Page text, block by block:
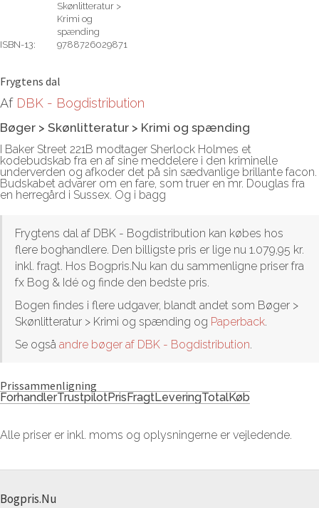
Skønlitteratur >
Krimi og
spænding
ISBN-13:
9788726029871
Frygtens dal
Af DBK - Bogdistribution
Bøger > Skønlitteratur > Krimi og spænding
I Baker Street 221B modtager Sherlock Holmes et
kodebudskab fra en af sine meddelere i den kriminelle
underverden og afkoder det på sin sædvanlige brillante facon.
Budskabet advarer om en fare, som truer en mr. Douglas fra
en herregård i Sussex. Og i bagg
Frygtens dal af DBK - Bogdistribution kan købes hos
flere boghandlere. Den billigste pris er lige nu 1.079,95 kr.
inkl. fragt. Hos Bogpris.Nu kan du sammenligne priser fra
fx Bog & Idé og finde den bedste pris.
Bogen findes i flere udgaver, blandt andet som Bøger >
Skønlitteratur > Krimi og spænding og Paperback.
Se også andre bøger af DBK - Bogdistribution.
Prissammenligning
ForhandlerTrustpilotPris FragtLeveringTotalKøb
Alle priser er inkl. moms og oplysningerne er vejledende.
Bogpris.Nu